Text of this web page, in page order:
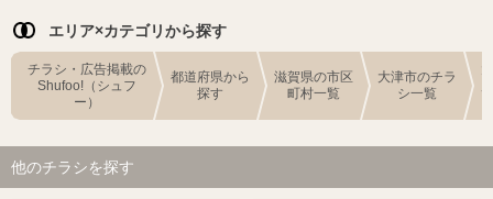
エリア×カテゴリから探す
チラシ・広告掲載の
Shufoo!（シュフ
ー）
都道府県から
探す
滋賀県の市区
町村一覧
大津市のチラ
シ一覧
他のチラシを探す